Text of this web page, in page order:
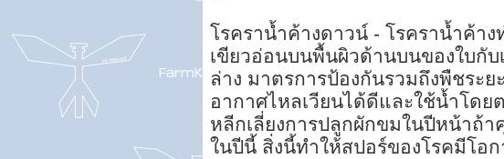
โรคราน้ำค้างดาวน์ - โรคราน้ำค้าง
เขียวอ่อนบนพื้นผิวด้านบนของใบกั
ล่าง มาตรการป้องกันรวมถึงพืชระย
อากาศไหลเวียนได้ดีและใช้น้ำโดย
หลีกเลี่ยงการปลูกผักขมในปีหน้าถ้
ในปีนี้ สิ่งนี้ทำให้สปอร์ของโรคมีโอ